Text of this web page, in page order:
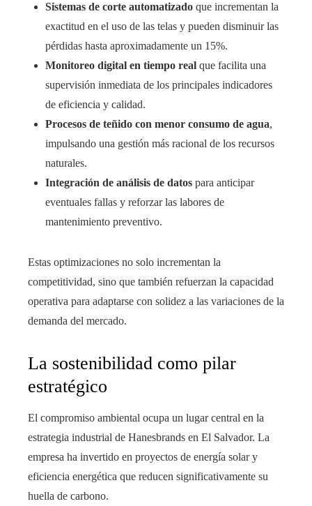
Sistemas de corte automatizado que incrementan la
exactitud en el uso de las telas y pueden disminuir las
pérdidas hasta aproximadamente un 15%.
Monitoreo digital en tiempo real que facilita una
supervisión inmediata de los principales indicadores
de eficiencia y calidad.
Procesos de teñido con menor consumo de agua,
impulsando una gestión más racional de los recursos
naturales.
Integración de análisis de datos para anticipar
eventuales fallas y reforzar las labores de
mantenimiento preventivo.
Estas optimizaciones no solo incrementan la
competitividad, sino que también refuerzan la capacidad
operativa para adaptarse con solidez a las variaciones de la
demanda del mercado.
La sostenibilidad como pilar
estratégico
El compromiso ambiental ocupa un lugar central en la
estrategia industrial de Hanesbrands en El Salvador. La
empresa ha invertido en proyectos de energía solar y
eficiencia energética que reducen significativamente su
huella de carbono.